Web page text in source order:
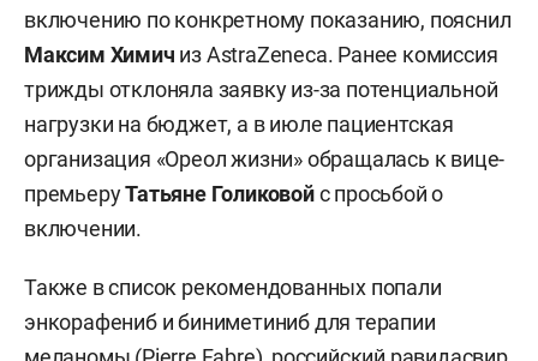
включению по конкретному показанию, пояснил
Максим Химич из AstraZeneca. Ранее комиссия
трижды отклоняла заявку из-за потенциальной
нагрузки на бюджет, а в июле пациентская
организация «Ореол жизни» обращалась к вице-
премьеруТатьяне Голиковойс просьбой о
включении.
Также в список рекомендованных попали
энкорафениб и биниметиниб для терапии